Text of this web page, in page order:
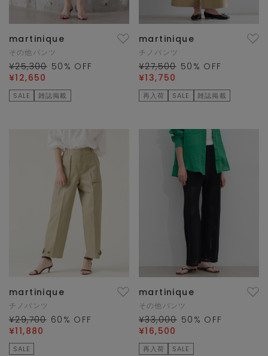
martinique
その他パンツ
¥25,300 50 % OFF
¥12,650
SALE 雑誌掲載
martinique
チノパンツ
¥27,500 50 % OFF
¥13,750
再入荷 SALE 雑誌掲載
martinique
チノパンツ
¥29,700 60 % OFF
¥11,880
SALE
martinique
その他パンツ
¥33,000 50 % OFF
¥16,500
再入荷 SALE